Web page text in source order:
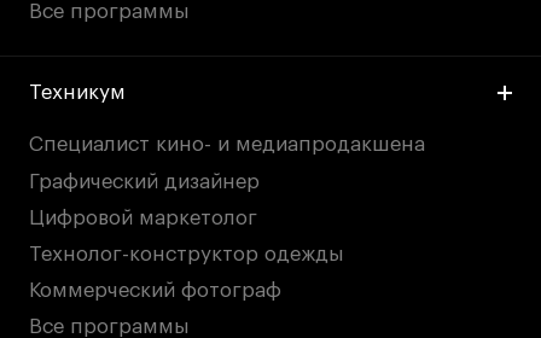
Все программы
Техникум
Специалист кино- и медиапродакшена
Графический дизайнер
Цифровой маркетолог
Технолог-конструктор одежды
Коммерческий фотограф
Все программы